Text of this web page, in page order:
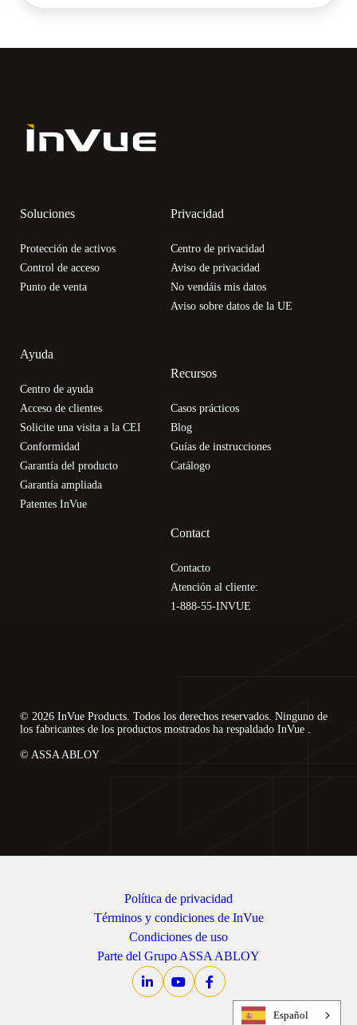
Soluciones
Protección de activos
Control de acceso
Punto de venta
Ayuda
Centro de ayuda
Acceso de clientes
Solicite una visita a la CEI
Conformidad
Garantía del producto
Garantía ampliada
Patentes InVue
Privacidad
Centro de privacidad
Aviso de privacidad
No vendáis mis datos
Aviso sobre datos de la UE
Recursos
Casos prácticos
Blog
Guías de instrucciones
Catálogo
Contact
Contacto
Atención al cliente:
1-888-55-INVUE
© 2026 InVue Products. Todos los derechos reservados. Ninguno de
los fabricantes de los productos mostrados ha respaldado InVue .
© ASSA ABLOY
Política de privacidad
Términos y condiciones de InVue
Condiciones de uso
Parte del Grupo ASSA ABLOY
Español